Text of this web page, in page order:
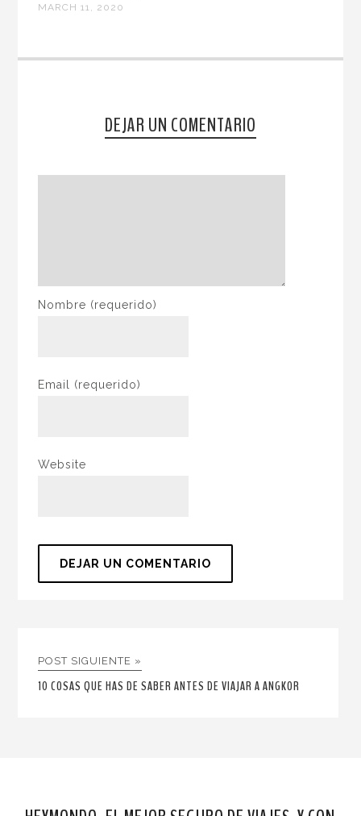
MARCH 11, 2020
DEJAR UN COMENTARIO
Nombre (requerido)
Email (requerido)
Website
POST SIGUIENTE »
10 COSAS QUE HAS DE SABER ANTES DE VIAJAR A ANGKOR